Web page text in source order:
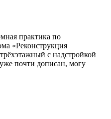
практика по
«Реконструкция
с надстройкой
почти дописан, могу